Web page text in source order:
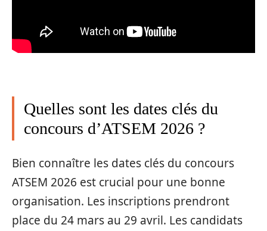
Quelles sont les dates clés du
concours d’ATSEM 2026 ?
Bien connaître les dates clés du concours
ATSEM 2026 est crucial pour une bonne
organisation. Les inscriptions prendront
place du 24 mars au 29 avril. Les candidats